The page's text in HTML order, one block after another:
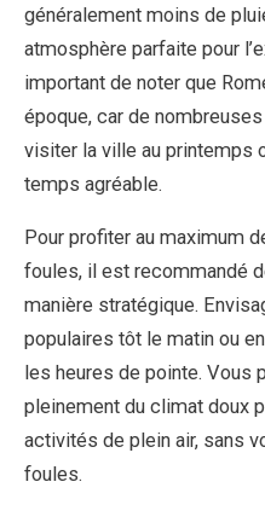
généralement moins de
atmosphère parfaite pour
important de noter que
époque, car de
visiter la ville au printemps
temps agréable.
Pour profiter au maximum
foules, il est recommandé
manière stratégique.
populaires tôt le matin ou
les heures de pointe. Vous
pleinement du climat doux
activités de plein air, sans
foules.